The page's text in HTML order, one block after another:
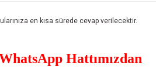
en kısa sürede cevap verilecektir.
Hattımızdan